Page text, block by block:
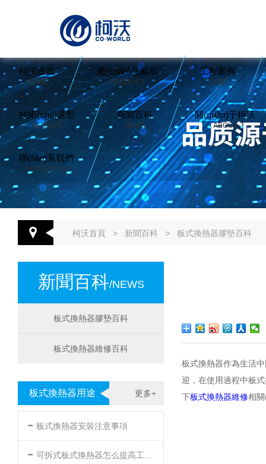
柯沃首頁
HOME
產(chǎn)品展示
PRODUCT
工程案例
CASE
技術(shù)選型
SERVICE
新聞百科
NEWS
關(guān)于柯沃
ABOUT
聯(lián)系我們
CONTACT US
柯沃首頁 > 新聞百科 > 板式換熱器膠墊百科
新聞百科/NEWS
板式換熱器膠墊百科
板式換熱器維修百科
更多+
板式換熱器用途
- 板式換熱器安裝注意事項
- 可拆式板式換熱器怎么提高工作效率
板式換熱器作為生活中
迎，在使用過程中板
下板式換熱器維修相